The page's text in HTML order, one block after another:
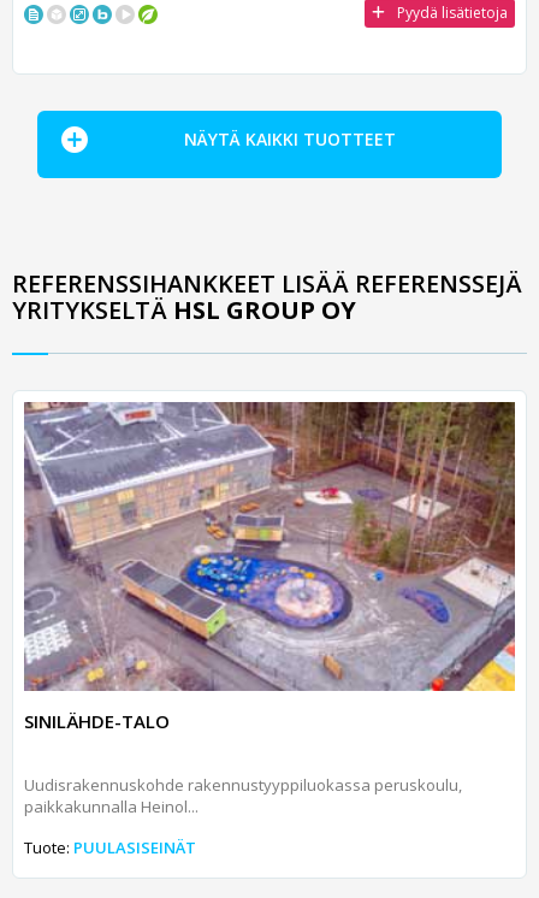
Pyydä lisätietoja
NÄYTÄ KAIKKI TUOTTEET
REFERENSSIHANKKEET LISÄÄ REFERENSSEJÄ
YRITYKSELTÄ HSL GROUP OY
SINILÄHDE-TALO
Uudisrakennuskohde rakennustyyppiluokassa peruskoulu,
paikkakunnalla Heinol...
Tuote: PUULASISEINÄT